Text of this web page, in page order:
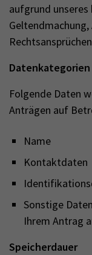
aufgrund
Datenkategorien
Folgende Daten
Anträgen auf
Name
Kontaktdaten
Sonstige
Ihrem Antrag
Speicherdauer